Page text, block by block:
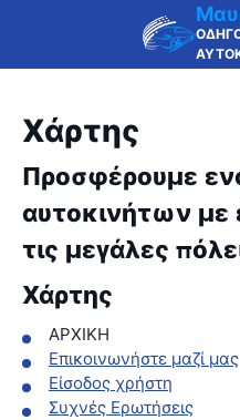
Χάρτης
Προσφέρουμε
αυτοκινήτων
τις μεγάλες
Χάρτης
ΑΡΧΙΚΗ
Επικοινωνήστε μαζί μας
Είσοδος χρήστη
Συχνές Ερωτήσεις